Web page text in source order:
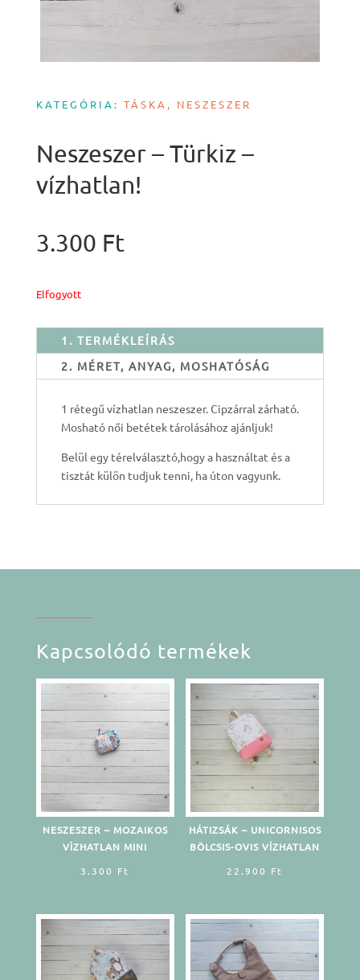
KATEGÓRIA: TÁSKA, NESZESZER
Neszeszer – Türkiz –
vízhatlan!
3.300 Ft
Elfogyott
1. TERMÉKLEÍRÁS
2. MÉRET, ANYAG, MOSHATÓSÁG
1 rétegű vízhatlan neszeszer. Cipzárral zárható.
Mosható női betétek tárolásához ajánljuk!
Belül egy térelválasztó,hogy a használtat és a
tisztát külön tudjuk tenni, ha úton vagyunk.
Kapcsolódó termékek
NESZESZER – MOZAIKOS
VÌZHATLAN MINI
3.300 Ft
HÁTIZSÁK – UNICORNISOS
BÖLCSIS-OVIS VÍZHATLAN
22.900 Ft